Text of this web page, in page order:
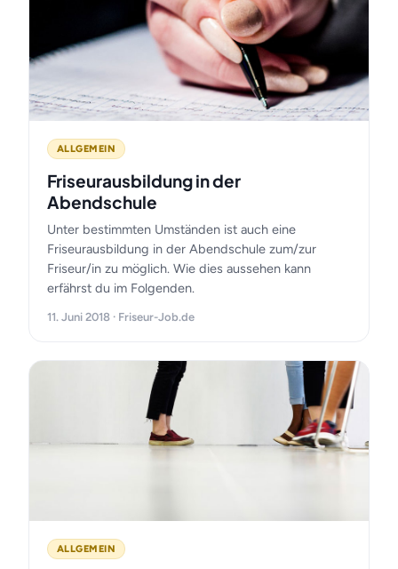
ALLGEMEIN
Friseurausbildung in der
Abendschule
Unter bestimmten Umständen ist auch eine
Friseurausbildung in der Abendschule zum/zur
Friseur/in zu möglich. Wie dies aussehen kann
erfährst du im Folgenden.
11. Juni 2018 · Friseur-Job.de
ALLGEMEIN